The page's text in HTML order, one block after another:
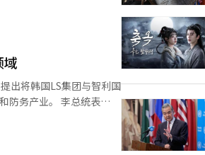
域
出将韩国LS集团与智利国
防务产业。 李总统表
不仅可以确保核心矿物